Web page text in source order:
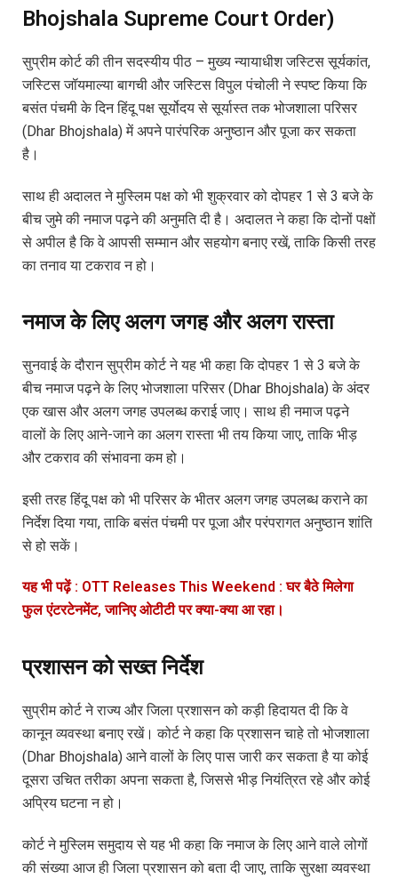
Bhojshala Supreme Court Order)
सुप्रीम कोर्ट की तीन सदस्यीय पीठ – मुख्य न्यायाधीश जस्टिस सूर्यकांत,
जस्टिस जॉयमाल्या बागची और जस्टिस विपुल पंचोली ने स्पष्ट किया कि
बसंत पंचमी के दिन हिंदू पक्ष सूर्योदय से सूर्यास्त तक भोजशाला परिसर
(Dhar Bhojshala) में अपने पारंपरिक अनुष्ठान और पूजा कर सकता
है।
साथ ही अदालत ने मुस्लिम पक्ष को भी शुक्रवार को दोपहर 1 से 3 बजे के
बीच जुमे की नमाज पढ़ने की अनुमति दी है। अदालत ने कहा कि दोनों पक्षों
से अपील है कि वे आपसी सम्मान और सहयोग बनाए रखें, ताकि किसी तरह
का तनाव या टकराव न हो।
नमाज के लिए अलग जगह और अलग रास्ता
सुनवाई के दौरान सुप्रीम कोर्ट ने यह भी कहा कि दोपहर 1 से 3 बजे के
बीच नमाज पढ़ने के लिए भोजशाला परिसर (Dhar Bhojshala) के अंदर
एक खास और अलग जगह उपलब्ध कराई जाए। साथ ही नमाज पढ़ने
वालों के लिए आने-जाने का अलग रास्ता भी तय किया जाए, ताकि भीड़
और टकराव की संभावना कम हो।
इसी तरह हिंदू पक्ष को भी परिसर के भीतर अलग जगह उपलब्ध कराने का
निर्देश दिया गया, ताकि बसंत पंचमी पर पूजा और परंपरागत अनुष्ठान शांति
से हो सकें।
यह भी पढ़ें : OTT Releases This Weekend : घर बैठे मिलेगा
फुल एंटरटेनमेंट, जानिए ओटीटी पर क्या-क्या आ रहा।
प्रशासन को सख्त निर्देश
सुप्रीम कोर्ट ने राज्य और जिला प्रशासन को कड़ी हिदायत दी कि वे
कानून व्यवस्था बनाए रखें। कोर्ट ने कहा कि प्रशासन चाहे तो भोजशाला
(Dhar Bhojshala) आने वालों के लिए पास जारी कर सकता है या कोई
दूसरा उचित तरीका अपना सकता है, जिससे भीड़ नियंत्रित रहे और कोई
अप्रिय घटना न हो।
कोर्ट ने मुस्लिम समुदाय से यह भी कहा कि नमाज के लिए आने वाले लोगों
की संख्या आज ही जिला प्रशासन को बता दी जाए, ताकि सुरक्षा व्यवस्था